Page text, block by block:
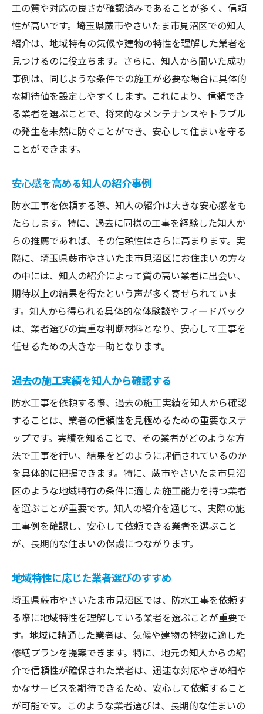
工の質や対応の良さが確認済みであることが多く、信頼
性が高いです。埼玉県蕨市やさいたま市見沼区での知人
紹介は、地域特有の気候や建物の特性を理解した業者を
見つけるのに役立ちます。さらに、知人から聞いた成功
事例は、同じような条件での施工が必要な場合に具体的
な期待値を設定しやすくします。これにより、信頼でき
る業者を選ぶことで、将来的なメンテナンスやトラブル
の発生を未然に防ぐことができ、安心して住まいを守る
ことができます。
安心感を高める知人の紹介事例
防水工事を依頼する際、知人の紹介は大きな安心感をも
たらします。特に、過去に同様の工事を経験した知人か
らの推薦であれば、その信頼性はさらに高まります。実
際に、埼玉県蕨市やさいたま市見沼区にお住まいの方々
の中には、知人の紹介によって質の高い業者に出会い、
期待以上の結果を得たという声が多く寄せられていま
す。知人から得られる具体的な体験談やフィードバック
は、業者選びの貴重な判断材料となり、安心して工事を
任せるための大きな一助となります。
過去の施工実績を知人から確認する
防水工事を依頼する際、過去の施工実績を知人から確認
することは、業者の信頼性を見極めるための重要なステ
ップです。実績を知ることで、その業者がどのような方
法で工事を行い、結果をどのように評価されているのか
を具体的に把握できます。特に、蕨市やさいたま市見沼
区のような地域特有の条件に適した施工能力を持つ業者
を選ぶことが重要です。知人の紹介を通じて、実際の施
工事例を確認し、安心して依頼できる業者を選ぶこと
が、長期的な住まいの保護につながります。
地域特性に応じた業者選びのすすめ
埼玉県蕨市やさいたま市見沼区では、防水工事を依頼す
る際に地域特性を理解している業者を選ぶことが重要で
す。地域に精通した業者は、気候や建物の特徴に適した
修繕プランを提案できます。特に、地元の知人からの紹
介で信頼性が確保された業者は、迅速な対応やきめ細や
かなサービスを期待できるため、安心して依頼すること
が可能です。このような業者選びは、長期的な住まいの